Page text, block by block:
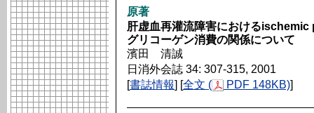
原著
肝虚血再灌流障害における
グリコーゲン消費の関係について
濱田 清誠
日消外会誌 34: 307-315, 2001
[書誌情報] [全文 ( PDF 148KB)]